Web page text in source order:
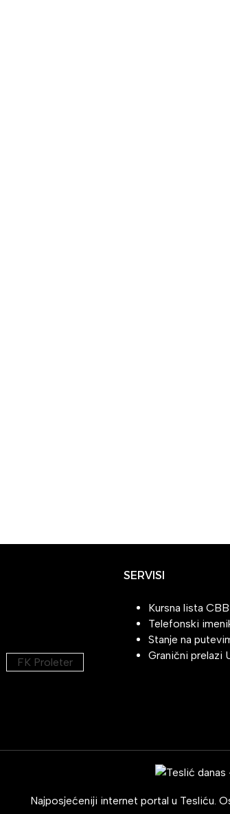
FK Proleter
SERVISI
Kursna lista
Telefonski
Stanje na
Granični prelazi
Najposjećeniji internet portal u Tesliću.